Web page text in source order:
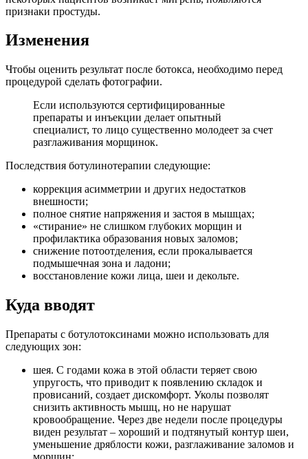
признаки простуды.
Изменения
Чтобы оценить результат после ботокса, необходимо перед
процедурой сделать фотографии.
Если используются сертифицированные
препараты и инъекции делает опытный
специалист, то лицо существенно молодеет за счет
разглаживания морщинок.
Последствия ботулинотерапии следующие:
коррекция асимметрии и других недостатков
внешности;
полное снятие напряжения и застоя в мышцах;
«стирание» не слишком глубоких морщин и
профилактика образования новых заломов;
снижение потоотделения, если прокалывается
подмышечная зона и ладони;
восстановление кожи лица, шеи и декольте.
Куда вводят
Препараты с ботулотоксинами можно использовать для
следующих зон:
шея. С годами кожа в этой области теряет свою
упругость, что приводит к появлению складок и
провисаний, создает дискомфорт. Уколы позволят
снизить активность мышц, но не нарушат
кровообращение. Через две недели после процедуры
виден результат – хороший и подтянутый контур шеи,
уменьшение дряблости кожи, разглаживание заломов и